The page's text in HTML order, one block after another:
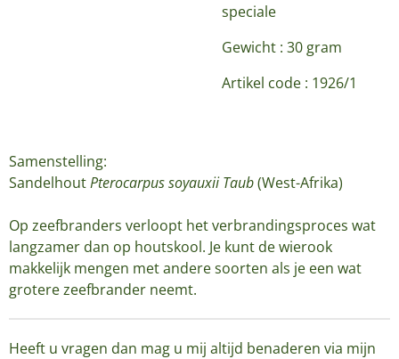
speciale
Gewicht : 30 gram
Artikel code : 1926/1
Samenstelling:
SandelhoutPterocarpus soyauxii Taub(West-Afrika)
Op zeefbranders verloopt het verbrandingsproces wat
langzamer dan op houtskool. Je kunt de wierook
makkelijk mengen met andere soorten als je een wat
grotere zeefbrander neemt.
Heeft u vragen dan mag u mij altijd benaderen via mijn